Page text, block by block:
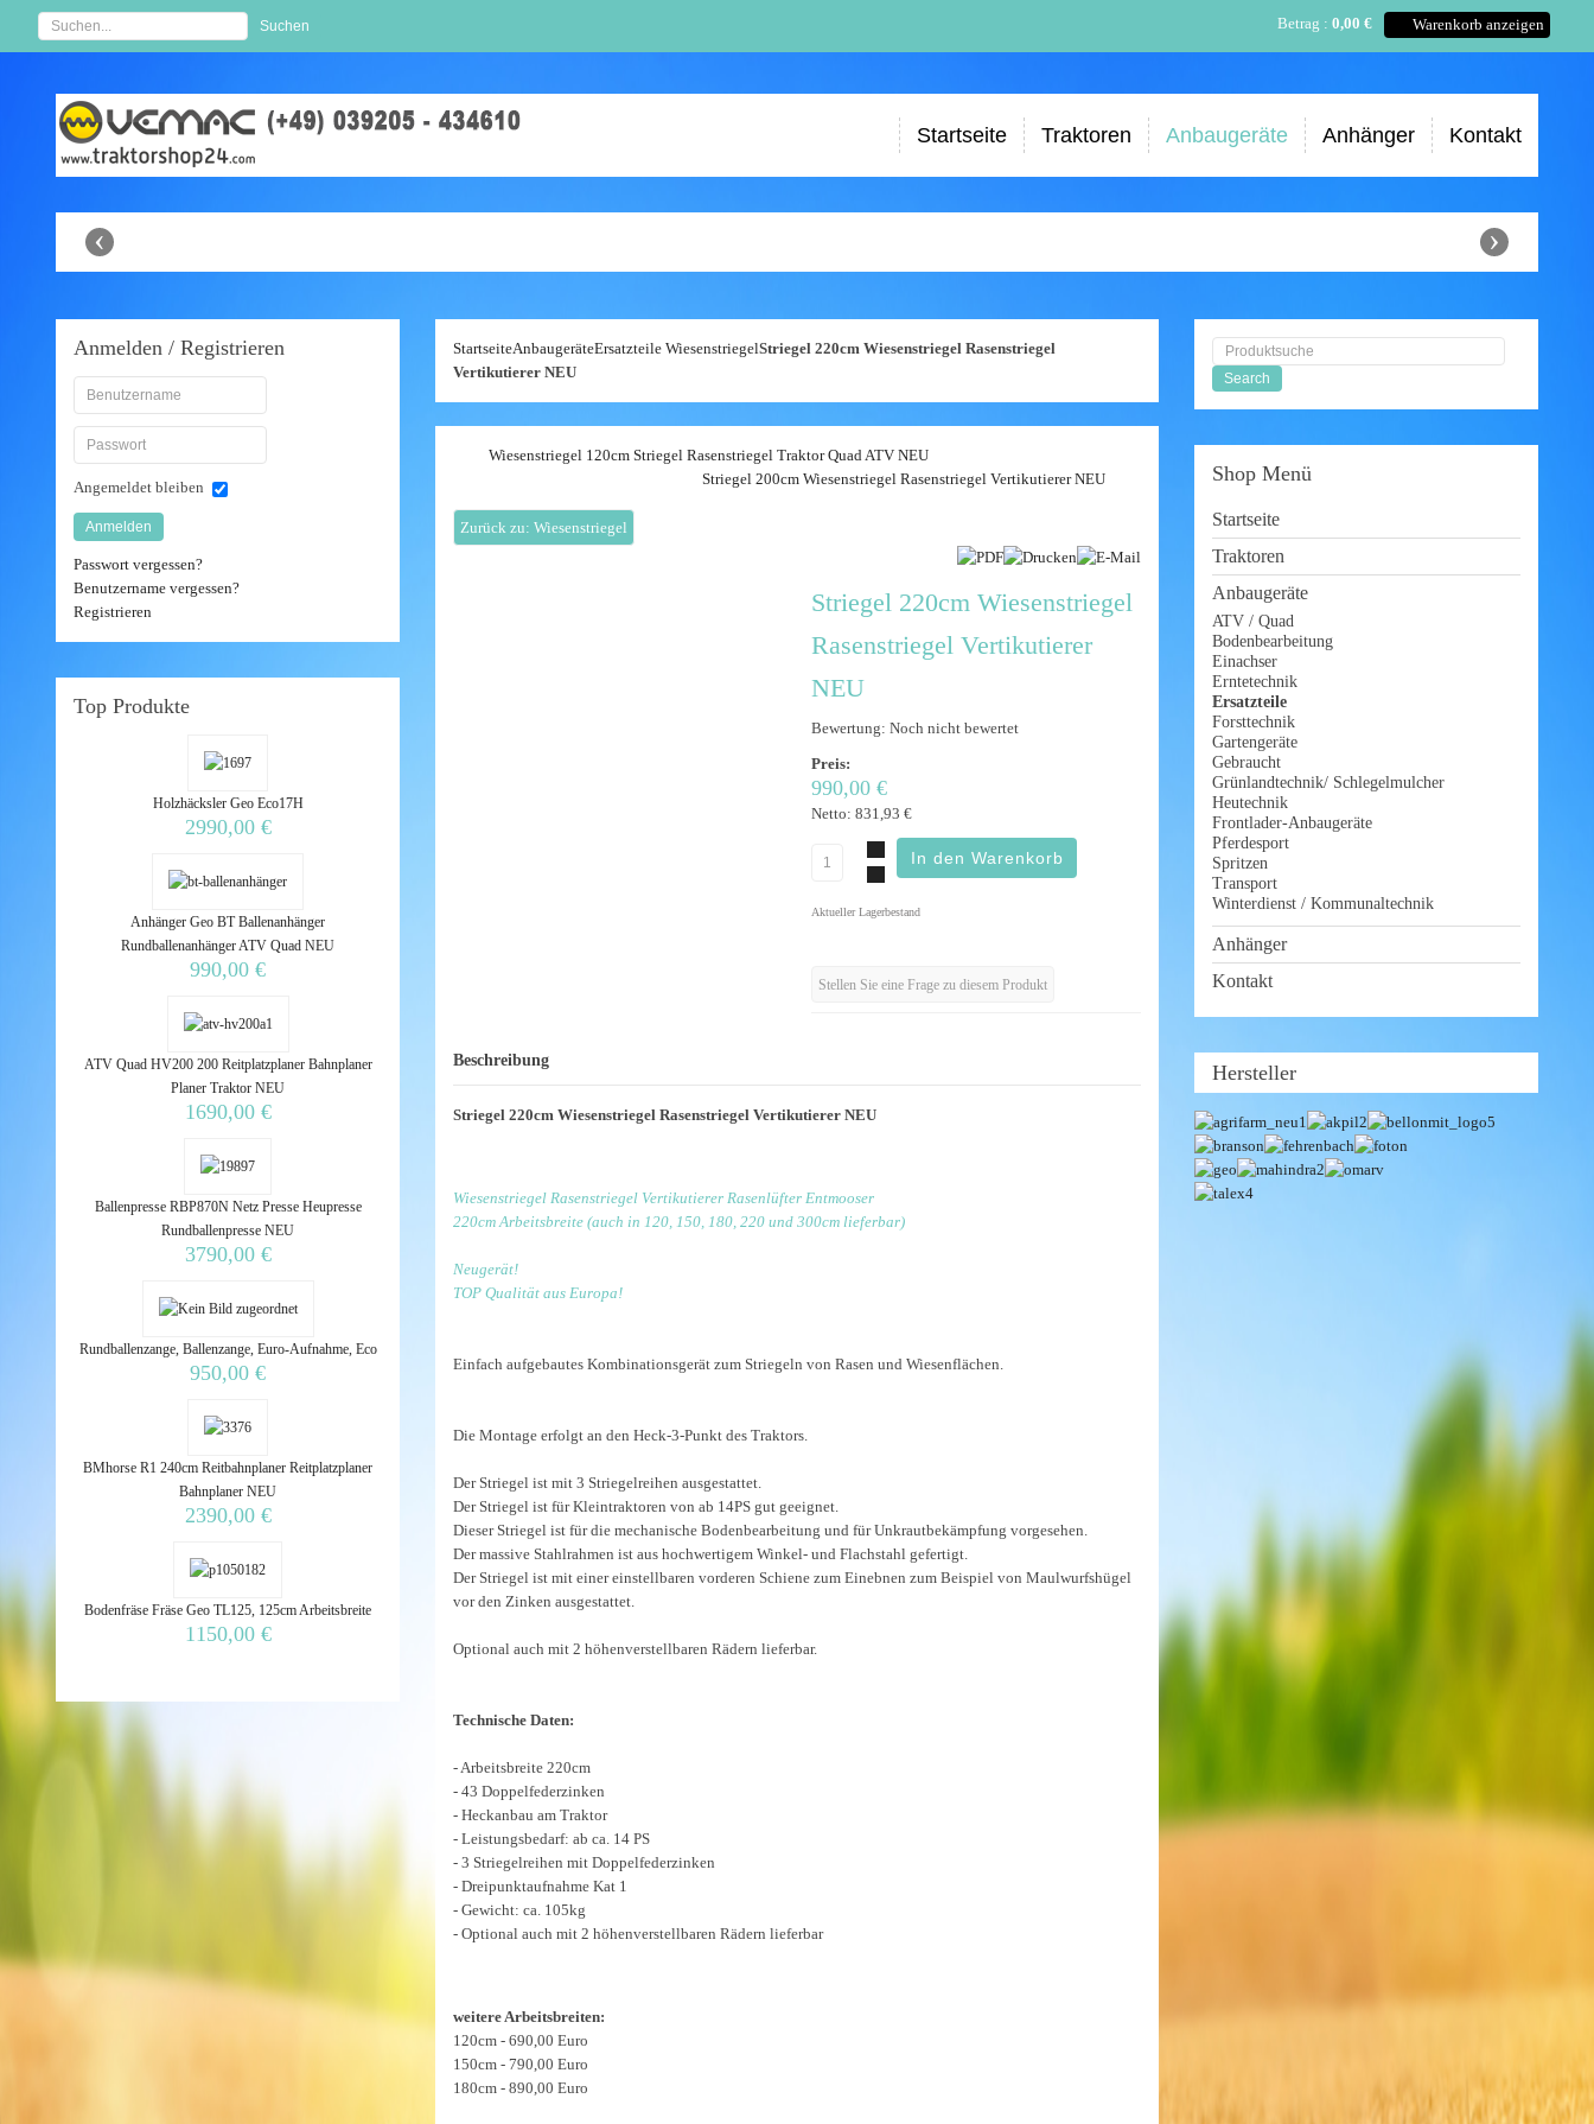
Betrag : 0,00 € Warenkorb anzeigen
Startseite Traktoren Anbaugeräte Anhänger Kontakt
Anbaugeräte Shop
›
‹
StartseiteAnbaugeräteErsatzteile WiesenstriegelStriegel 220cm Wiesenstriegel Rasenstriegel
Vertikutierer NEU
Wiesenstriegel 120cm Striegel Rasenstriegel Traktor Quad ATV NEU
Striegel 200cm Wiesenstriegel Rasenstriegel Vertikutierer NEU
Zurück zu: Wiesenstriegel
Striegel 220cm Wiesenstriegel
Rasenstriegel Vertikutierer
NEU
Bewertung: Noch nicht bewertet
Preis:
990,00 €
Netto: 831,93 €
Aktueller Lagerbestand
Stellen Sie eine Frage zu diesem Produkt
Beschreibung
Striegel 220cm Wiesenstriegel Rasenstriegel Vertikutierer NEU
Wiesenstriegel Rasenstriegel Vertikutierer Rasenlüfter Entmooser
220cm Arbeitsbreite (auch in 120, 150, 180, 220 und 300cm lieferbar)
Neugerät!
TOP Qualität aus Europa!
Einfach aufgebautes Kombinationsgerät zum Striegeln von Rasen und Wiesenflächen.
Die Montage erfolgt an den Heck-3-Punkt des Traktors.
Der Striegel ist mit 3 Striegelreihen ausgestattet.
Der Striegel ist für Kleintraktoren von ab 14PS gut geeignet.
Dieser Striegel ist für die mechanische Bodenbearbeitung und für Unkrautbekämpfung vorgesehen.
Der massive Stahlrahmen ist aus hochwertigem Winkel- und Flachstahl gefertigt.
Der Striegel ist mit einer einstellbaren vorderen Schiene zum Einebnen zum Beispiel von Maulwurfshügel
vor den Zinken ausgestattet.
Optional auch mit 2 höhenverstellbaren Rädern lieferbar.
Technische Daten:
- Arbeitsbreite 220cm
- 43 Doppelfederzinken
- Heckanbau am Traktor
- Leistungsbedarf: ab ca. 14 PS
- 3 Striegelreihen mit Doppelfederzinken
- Dreipunktaufnahme Kat 1
- Gewicht: ca. 105kg
- Optional auch mit 2 höhenverstellbaren Rädern lieferbar
weitere Arbeitsbreiten:
120cm - 690,00 Euro
150cm - 790,00 Euro
180cm - 890,00 Euro
Anmelden / Registrieren
Angemeldet bleiben
Anmelden
Passwort vergessen?
Benutzername vergessen?
Registrieren
Top Produkte
Holzhäcksler Geo Eco17H
2990,00 €
Anhänger Geo BT Ballenanhänger
Rundballenanhänger ATV Quad NEU
990,00 €
ATV Quad HV200 200 Reitplatzplaner Bahnplaner
Planer Traktor NEU
1690,00 €
Ballenpresse RBP870N Netz Presse Heupresse
Rundballenpresse NEU
3790,00 €
Rundballenzange, Ballenzange, Euro-Aufnahme, Eco
950,00 €
BMhorse R1 240cm Reitbahnplaner Reitplatzplaner
Bahnplaner NEU
2390,00 €
Bodenfräse Fräse Geo TL125, 125cm Arbeitsbreite
1150,00 €
Shop Menü
Startseite
Traktoren
Anbaugeräte
ATV / Quad
Bodenbearbeitung
Einachser
Erntetechnik
Ersatzteile
Forsttechnik
Gartengeräte
Gebraucht
Grünlandtechnik/ Schlegelmulcher
Heutechnik
Frontlader-Anbaugeräte
Pferdesport
Spritzen
Transport
Winterdienst / Kommunaltechnik
Anhänger
Kontakt
Hersteller